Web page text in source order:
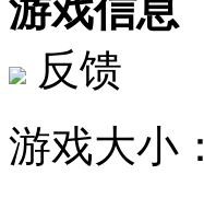
游戏信息
反馈
游戏大小：